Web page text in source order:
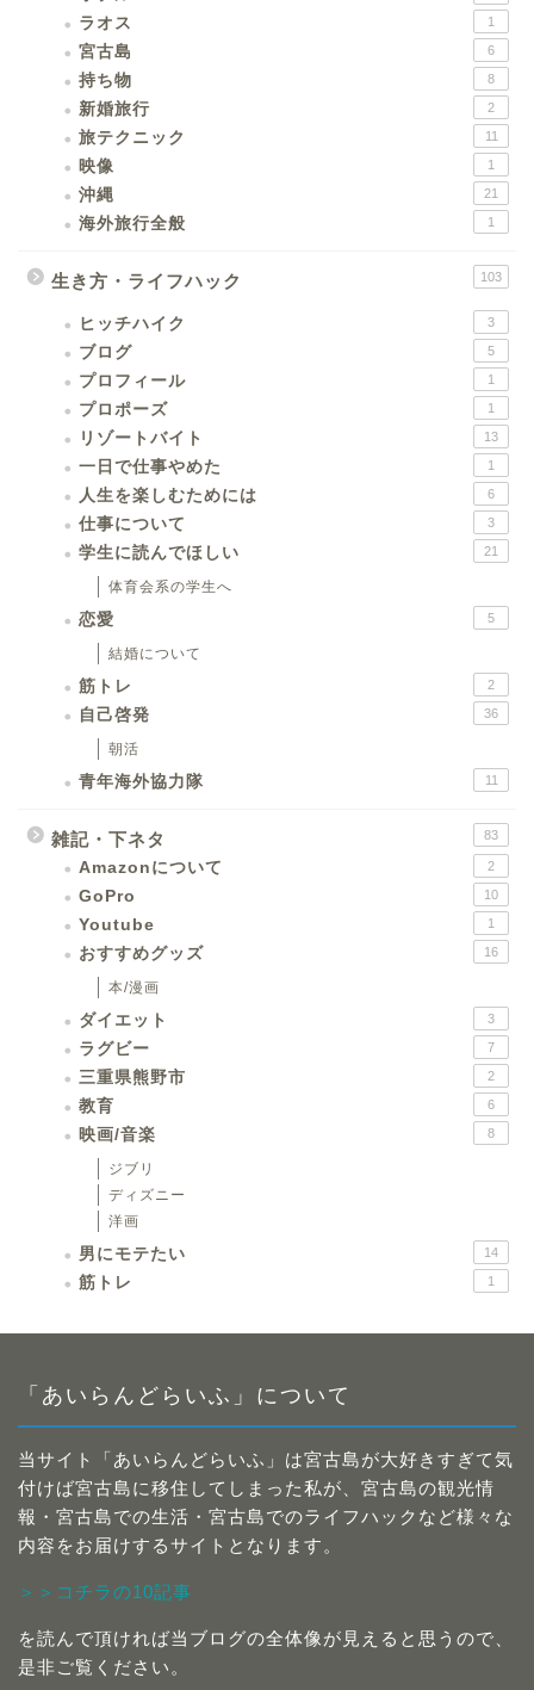
ラオス
1
宮古島 6
持ち物 8
新婚旅行 2
旅テクニック 11
映像 1
沖縄 21
海外旅行全般 1
生き方・ライフハック 103
ヒッチハイク 3
ブログ 5
プロフィール 1
プロポーズ 1
リゾートバイト 13
一日で仕事やめた 1
人生を楽しむためには 6
仕事について 3
学生に読んでほしい 21
体育会系の学生へ
恋愛 5
結婚について
筋トレ 2
自己啓発 36
朝活
青年海外協力隊 11
雑記・下ネタ 83
Amazonについて 2
GoPro 10
Youtube 1
おすすめグッズ 16
本/漫画
ダイエット 3
ラグビー 7
三重県熊野市 2
教育 6
映画/音楽 8
ジブリ
ディズニー
洋画
男にモテたい 14
筋トレ 1
「あいらんどらいふ」について
当サイト「あいらんどらいふ」は宮古島が大好きすぎて気
付けば宮古島に移住してしまった私が、宮古島の観光情
報・宮古島での生活・宮古島でのライフハックなど様々な
内容をお届けするサイトとなります。
＞＞コチラの10記事
を読んで頂ければ当ブログの全体像が見えると思うので、
是非ご覧ください。